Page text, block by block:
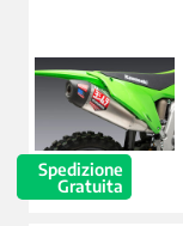
Spedizione
Gratuita